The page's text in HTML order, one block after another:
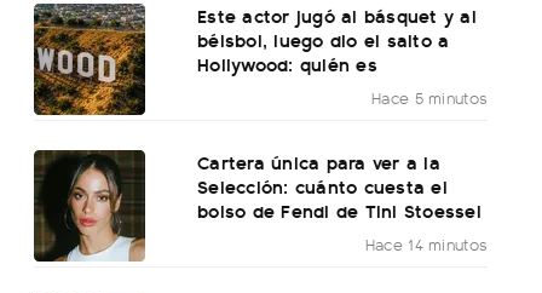
Este actor jugó al básquet y al
béisbol, luego dio el salto a
Hollywood: quién es
Hace 5 minutos
Cartera única para ver a la
Selección: cuánto cuesta el
bolso de Fendi de Tini Stoessel
Hace 14 minutos